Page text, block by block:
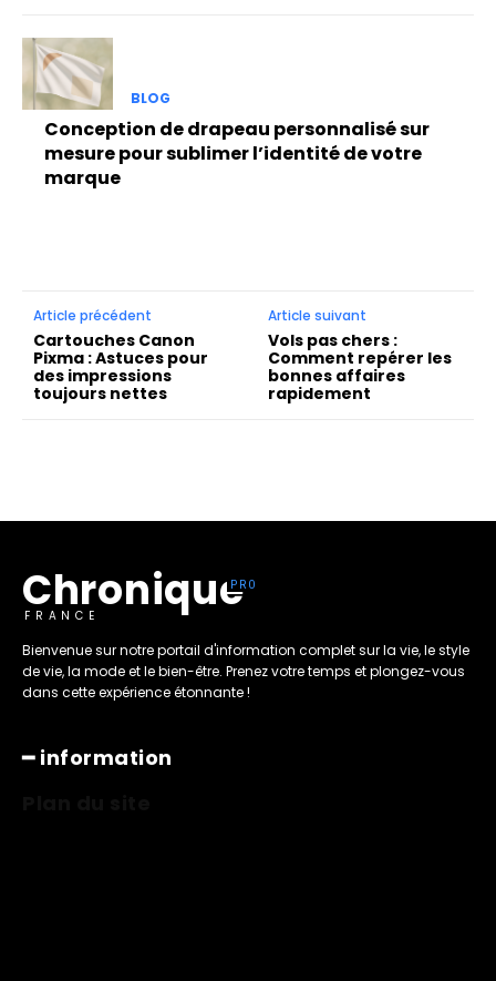
BLOG
Conception de drapeau personnalisé sur
mesure pour sublimer l’identité de votre
marque
Article précédent
Cartouches Canon
Pixma : Astuces pour
des impressions
toujours nettes
Article suivant
Vols pas chers :
Comment repérer les
bonnes affaires
rapidement
Chronique
FRANCE
Bienvenue sur notre portail d'information complet sur la vie, le style
de vie, la mode et le bien-être. Prenez votre temps et plongez-vous
dans cette expérience étonnante !
━ information